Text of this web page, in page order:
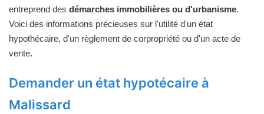
entreprend des démarches immobilières ou d'urbanisme.
Voici des informations précieuses sur l'utilité d'un état
hypothécaire, d'un règlement de corpropriété ou d'un acte de
vente.
Demander un état hypotécaire à
Malissard